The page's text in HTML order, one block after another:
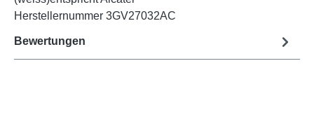
Herstellernummer 3GV27032AC
Bewertungen